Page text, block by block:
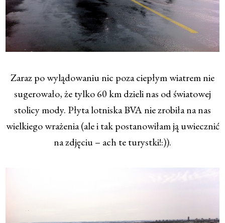
Zaraz po wylądowaniu nic poza ciepłym wiatrem nie
sugerowało, że tylko 60 km dzieli nas od światowej
stolicy mody. Płyta lotniska BVA nie zrobiła na nas
wielkiego wrażenia (ale i tak postanowiłam ją uwiecznić
na zdjęciu – ach te turystki!:)).